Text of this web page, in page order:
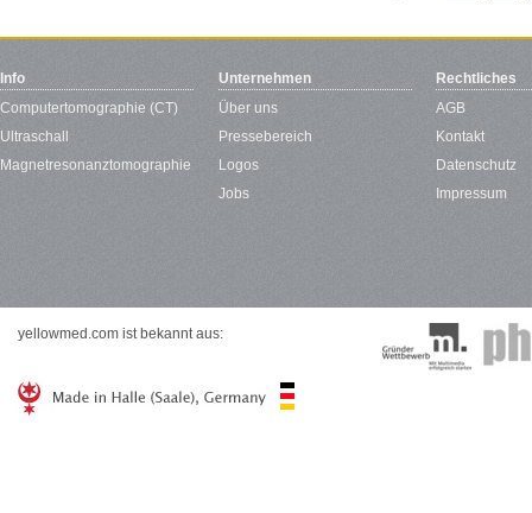
Info
Computertomographie (CT)
Ultraschall
Magnetresonanztomographie
Unternehmen
Über uns
Pressebereich
Logos
Jobs
Rechtliches
AGB
Kontakt
Datenschutz
Impressum
yellowmed.com ist bekannt aus: